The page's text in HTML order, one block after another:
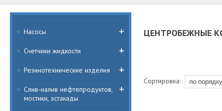
ЦЕНТРОБЕЖНЫЕ
Сортировка:
Насосы
Счетчики жидкости
Резинотехнические изделия
Слив-налив нефтепродуктов,
мостики, эстакады